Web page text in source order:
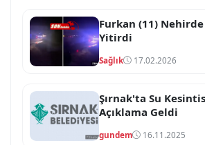
Furkan (11) Nehirde
Yitirdi
Sağlık 17.02.2026
Şırnak'ta Su
Açıklama Geldi
gundem 16.11.2025